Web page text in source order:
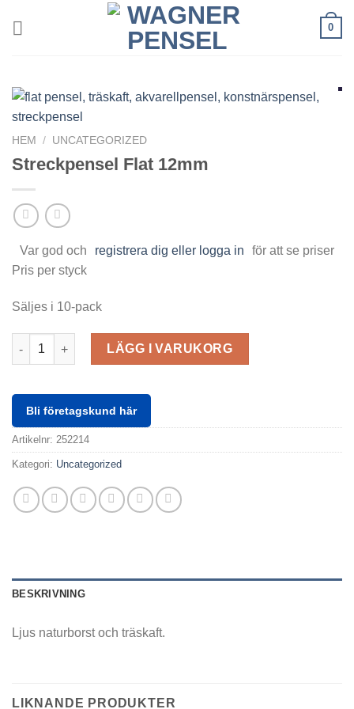
0
HEM / UNCATEGORIZED
Streckpensel Flat 12mm
Var god och registrera dig eller logga in
för att se priser
Pris per styck
Säljes i 10-pack
Streckpensel Flat 12mm mängd
LÄGG I VARUKORG
Bli företagskund här
Artikelnr: 252214
Kategori: Uncategorized
BESKRIVNING
Ljus naturborst och träskaft.
LIKNANDE PRODUKTER